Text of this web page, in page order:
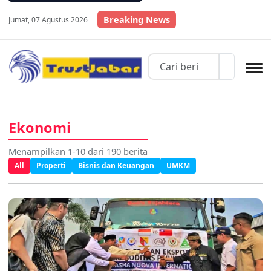
Jumat, 07 Agustus 2026 Breaking News
Ekonomi
Menampilkan 1-10 dari 190 berita
All Properti Bisnis dan Keuangan UMKM